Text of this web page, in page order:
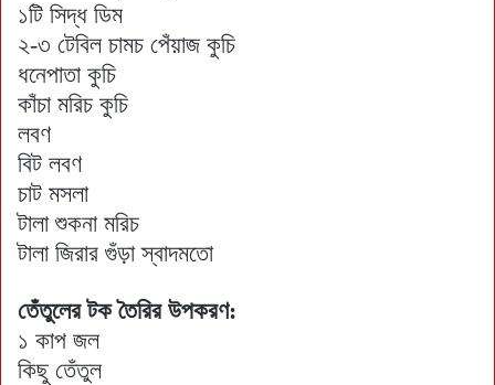
১টি সিদ্ধ ডিম
২-৩ টেবিল চামচ পেঁয়াজ কুচি
ধনেপাতা কুচি
কাঁচা মরিচ কুচি
লবণ
বিট লবণ
চাট মসলা
টালা শুকনা মরিচ
টালা জিরার গুঁড়া স্বাদমতো
তেঁতুলের টক তৈরির উপকরণ:
১ কাপ জল
কিছু তেঁতুল